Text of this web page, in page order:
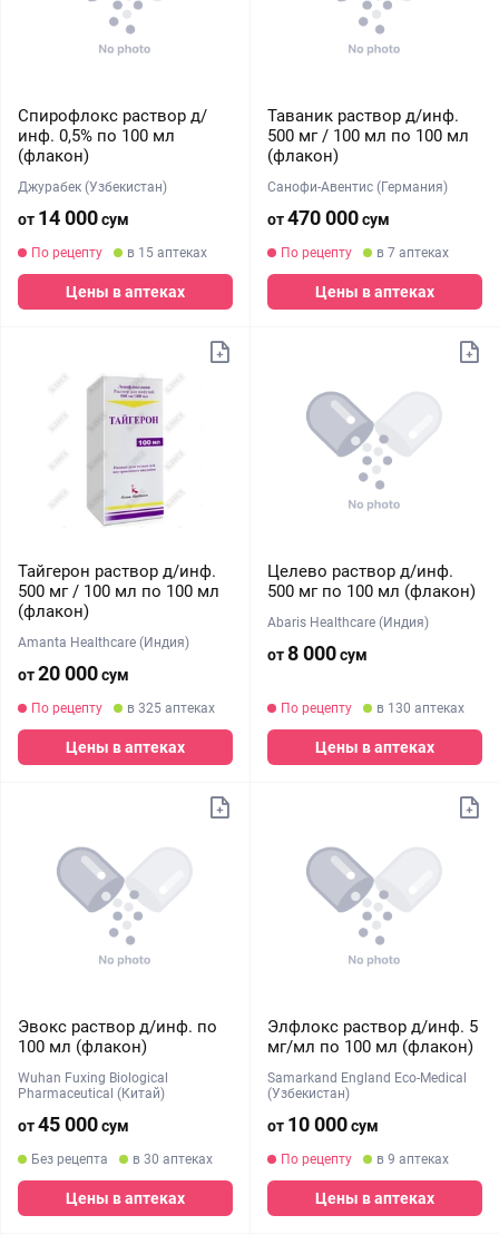
Спирофлокс раствор д/
инф. 0,5% по 100 мл
(флакон)
Джурабек (Узбекистан)
от 14 000сум
По рецепту в 15 аптеках
Цены в аптеках
Таваник раствор д/инф.
500 мг / 100 мл по 100 мл
(флакон)
Санофи-Авентис (Германия)
от470 000сум
По рецепту в 7 аптеках
Цены в аптеках
Тайгерон раствор д/инф.
500 мг / 100 мл по 100 мл
(флакон)
Amanta Healthcare (Индия)
от20 000сум
По рецепту в 325 аптеках
Цены в аптеках
Целево раствор д/инф.
500 мг по 100 мл (флакон)
Abaris Healthcare (Индия)
от8 000сум
По рецепту в 130 аптеках
Цены в аптеках
Эвокс раствор д/инф. по
100 мл (флакон)
Wuhan Fuxing Biological
Pharmaceutical (Китай)
от45 000сум
Без рецепта в 30 аптеках
Цены в аптеках
Элфлокс раствор д/инф. 5
мг/мл по 100 мл (флакон)
Samarkand England Eco-Medical
(Узбекистан)
от 10 000сум
По рецепту в 9 аптеках
Цены в аптеках